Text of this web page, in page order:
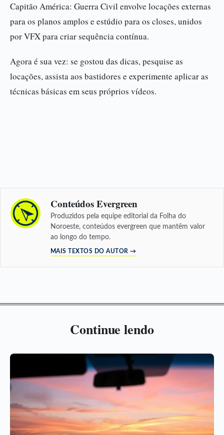
Capitão América: Guerra Civil envolve locações externas
para os planos amplos e estúdio para os closes, unidos
por VFX para criar sequência contínua.
Agora é sua vez: se gostou das dicas, pesquise as
locações, assista aos bastidores e experimente aplicar as
técnicas básicas em seus próprios vídeos.
Conteúdos Evergreen
Produzidos pela equipe editorial da Folha do
Noroeste, conteúdos evergreen que mantêm valor
ao longo do tempo.
MAIS TEXTOS DO AUTOR →
Continue lendo